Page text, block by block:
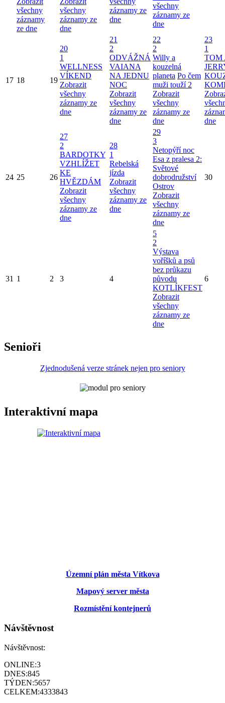
všechny
záznamy
ze dne
všechny
záznamy ze
dne
záznamy ze
dne
všechny
záznamy ze
dne
17 18 19
20
1
WELLNESS
VÍKEND
Zobrazit
všechny
záznamy ze
dne
21
2
ODVÁŽNÁ
VAIANA
NA JEDNU
NOC
Zobrazit
všechny
záznamy ze
dne
22
2
Willy a
kouzelná
planeta Po čem
muži touží 2
Zobrazit
všechny
záznamy ze
dne
23
1
TOM
dne
24 25 26
27
2
BARDOTKY
VZHLÍŽET
KE
HVĚZDÁM
Zobrazit
všechny
záznamy ze
dne
28
1
Rebelská
jízda
Zobrazit
všechny
záznamy ze
dne
29
3
Netopýří noc
Esa z pralesa 2:
Světové
dobrodružství
Ostrov
Zobrazit
všechny
záznamy ze
dne
30
31 1 2 3 4
5
2
Výstava
voříšků a psů
bez průkazu
původu
KOTLÍKFEST
Zobrazit
všechny
záznamy ze
dne
6
Senioři
Zjednodušená verze stránek nejen pro seniory
Interaktivní mapa
Územní plán města Vítkova
Mapový server města
Rozmístění kontejnerů
Návštěvnost
Návštěvnost:
ONLINE:3
DNES:845
TÝDEN:5657
CELKEM:4333843